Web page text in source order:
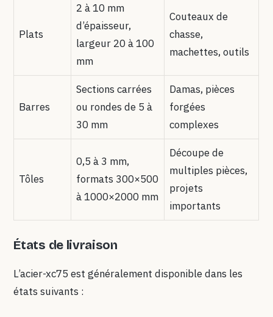
Plats
2 à 10 mm
d’épaisseur,
largeur 20 à 100
mm
Couteaux de
chasse,
machettes, outils
Barres
Sections carrées
ou rondes de 5 à
30 mm
Damas, pièces
forgées
complexes
Tôles
0,5 à 3 mm,
formats 300×500
à 1000×2000 mm
Découpe de
multiples pièces,
projets
importants
États de livraison
L’acier-xc75 est généralement disponible dans les
états suivants :